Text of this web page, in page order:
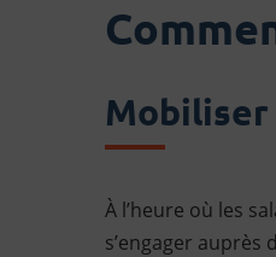
Mobiliser
À l’heure où les
s’engager